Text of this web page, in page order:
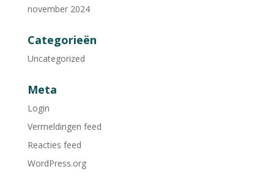
november 2024
Categorieën
Uncategorized
Meta
Login
Vermeldingen feed
Reacties feed
WordPress.org